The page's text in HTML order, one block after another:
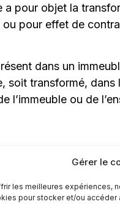
Gérer le
les meilleures expériences,
pour stocker et/ou accéder
a pour objet la
ou pour effet de
dans un
soit transformé, dans
l’immeuble ou de